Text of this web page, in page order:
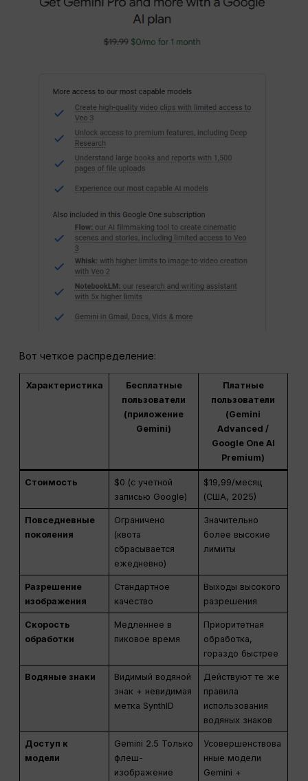
Вот четкое распределение:
Характеристика
Бесплатные
пользователи
(приложение
Gemini)
Платные
пользователи
(Gemini
Advanced /
Google One AI
Premium)
Стоимость
$0 (с учетной
записью Google)
$19,99/месяц
(США, 2025)
Повседневные
поколения
Ограничено
(квота
сбрасывается
ежедневно)
Значительно
более высокие
лимиты
Разрешение
изображения
Стандартное
качество
Выходы высокого
разрешения
Скорость
обработки
Медленнее в
пиковое время
Приоритетная
обработка,
гораздо быстрее
Водяные знаки
Видимый водяной
знак + невидимая
метка SynthID
Действуют те же
правила
использования
водяных знаков
Доступ к
модели
Gemini 2.5 Только
флеш-
изображение
Усовершенствова
нные модели
Gemini +